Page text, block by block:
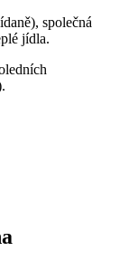
společná
jídla.